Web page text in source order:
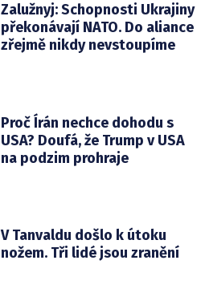
Zalužnyj: Schopnosti Ukrajiny
překonávají NATO. Do aliance
zřejmě nikdy nevstoupíme
Proč Írán nechce dohodu s
USA? Doufá, že Trump v USA
na podzim prohraje
V Tanvaldu došlo k útoku
nožem. Tři lidé jsou zranění